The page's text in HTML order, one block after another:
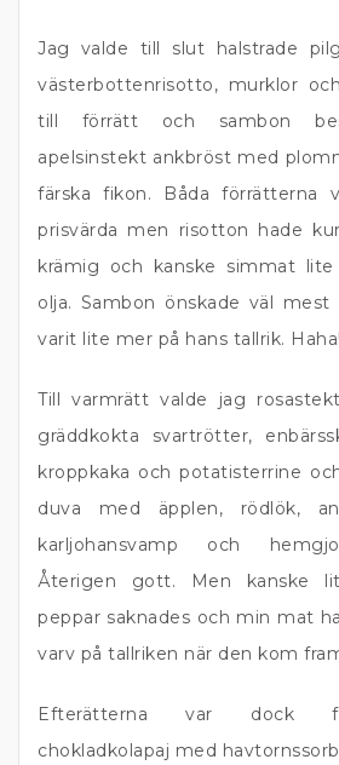
Jag valde till slut halstrade
västerbottenrisotto, murklor
till förrätt och sambon
apelsinstekt ankbröst med
färska fikon. Båda förrätterna
prisvärda men risotton hade
krämig och kanske simmat
olja. Sambon önskade väl
varit lite mer på hans tallrik. Haha!
Till varmrätt valde jag
gräddkokta svartrötter,
kroppkaka och potatisterrine
duva med äpplen, rödlök,
karljohansvamp och
Återigen gott. Men kanske
peppar saknades och min mat
varv på tallriken när den kom
Efterätterna var dock
chokladkolapaj med